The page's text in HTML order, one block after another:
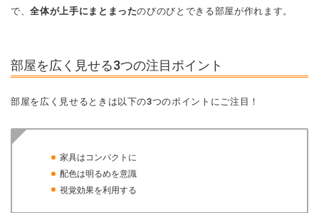
で、全体が上手にまとまったのびのびとできる部屋が作れます。
部屋を広く見せる3つの注目ポイント
部屋を広く見せるときは以下の3つのポイントにご注目！
家具はコンパクトに
配色は明るめを意識
視覚効果を利用する